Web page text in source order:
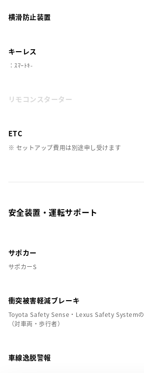
横滑防止装置
キーレス
：ｽﾏｰﾄｷ-
リモコンスターター
ETC
※ セットアップ費用は別途申し受けます
安全装置・運転サポート
サポカー
サポカーS
衝突被害軽減ブレーキ
Toyota Safety Sense・Lexus Safety Systemの
（対車両・歩行者）
車線逸脱警報